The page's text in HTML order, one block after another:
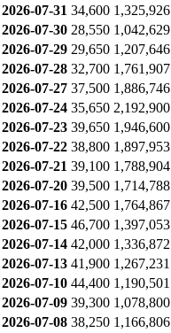
2026-07-31 34,600 1,325,926
2026-07-30 28,550 1,042,629
2026-07-29 29,650 1,207,646
2026-07-28 32,700 1,761,907
2026-07-27 37,500 1,886,746
2026-07-24 35,650 2,192,900
2026-07-23 39,650 1,946,600
2026-07-22 38,800 1,897,953
2026-07-21 39,100 1,788,904
2026-07-20 39,500 1,714,788
2026-07-16 42,500 1,764,867
2026-07-15 46,700 1,397,053
2026-07-14 42,000 1,336,872
2026-07-13 41,900 1,267,231
2026-07-10 44,400 1,190,501
2026-07-09 39,300 1,078,800
2026-07-08 38,250 1,166,806